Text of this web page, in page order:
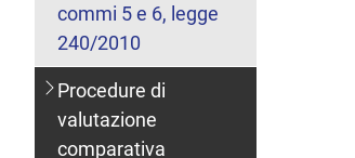
commi 5 e 6, legge
240/2010
Procedure di
valutazione
comparativa